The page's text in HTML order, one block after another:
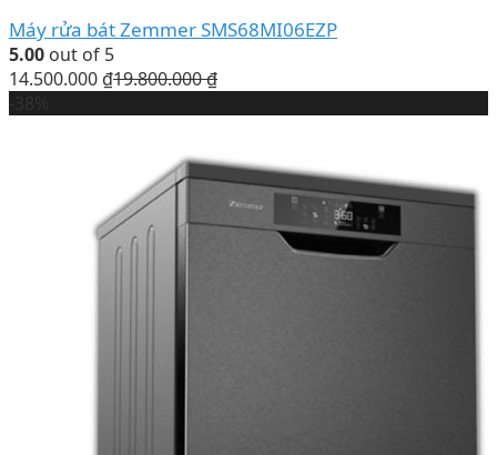
Máy rửa bát Zemmer SMS68MI06EZP
5.00 out of 5
14.500.000 ₫19.800.000₫